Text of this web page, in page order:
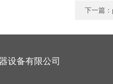
下一篇：
设备有限公司